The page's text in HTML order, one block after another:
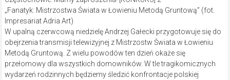
„Fanatyk: Mistrzostwa Świata w Łowieniu Metodą Gruntową” (fot.
Impresariat Adria Art)
W upalną czerwcową niedzielę Andrzej Gałecki przygotowuje się do
obejrzenia transmisji telewizyjnej z Mistrzostw Świata w Łowieniu
Metodą Gruntową. Z wielu powodów ten dzień okaże się
przełomowy dla wszystkich domowników. W tle tragikomicznych
wydarzeń rodzinnych będziemy śledzić konfrontacje polskiej